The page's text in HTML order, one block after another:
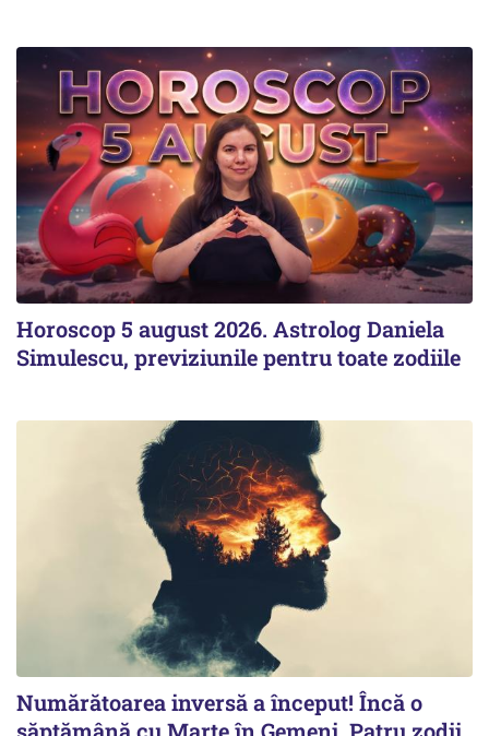
Horoscop 5 august 2026. Astrolog Daniela
Simulescu, previziunile pentru toate zodiile
Numărătoarea inversă a început! Încă o